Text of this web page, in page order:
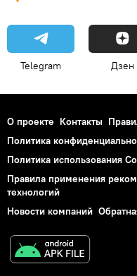
Telegram Дзен
О проекте Контакты
Политика
Политика использования
Правила применения
технологий
Новости компаний